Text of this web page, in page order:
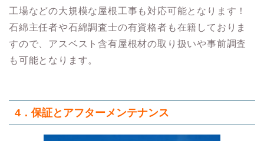
工場などの大規模な屋根工事も対応可能となります！
石綿主任者や石綿調査士の有資格者も在籍しておりま
すので、アスベスト含有屋根材の取り扱いや事前調査
も可能となります。
4．保証とアフターメンテナンス